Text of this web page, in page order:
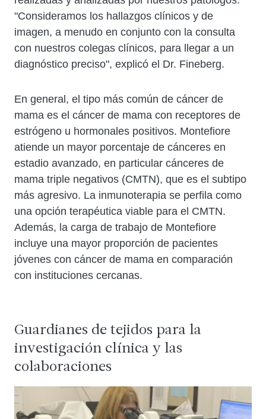
"Consideramos los hallazgos clínicos y de
imagen, a menudo en conjunto con la consulta
con nuestros colegas clínicos, para llegar a un
diagnóstico preciso", explicó el Dr. Fineberg.
En general, el tipo más común de cáncer de
mama es el cáncer de mama con receptores de
estrógeno u hormonales positivos. Montefiore
atiende un mayor porcentaje de cánceres en
estadio avanzado, en particular cánceres de
mama triple negativos (CMTN), que es el subtipo
más agresivo. La inmunoterapia se perfila como
una opción terapéutica viable para el CMTN.
Además, la carga de trabajo de Montefiore
incluye una mayor proporción de pacientes
jóvenes con cáncer de mama en comparación
con instituciones cercanas.
Guardianes de tejidos para la
investigación clínica y las
colaboraciones